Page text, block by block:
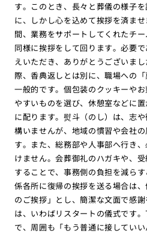
す。このとき、長々と葬儀の様子
に、しかし心を込めて挨拶を済ま
間、業務をサポートしてくれたチ
同様に挨拶をして回ります。必要
えいただき、ありがとうございま
際、香典返しとは別に、職場への
一般的です。個包装のクッキーや
やすいものを選び、休憩室などに
に配ります。熨斗（のし）は、志
構いませんが、地域の慣習や会社
す。また、総務部や人事部へ行き
けません。会葬御礼のハガキや、
することで、事務側の負担を減ら
係各所に復帰の挨拶を送る場合は
のご挨拶」とし、簡潔な文面で感
は、いわばリスタートの儀式です
で、周囲も「もう普通に接してい